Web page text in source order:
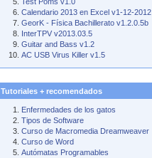
Calendario 2013 en Excel v1-12-2012
GeorK - Física Bachillerato v1.2.0.5b
InterTPV v2013.03.5
Guitar and Bass v1.2
AC USB Virus Killer v1.5
Tutoriales + recomendados
Enfermedades de los gatos
Tipos de Software
Curso de Macromedia Dreamweaver
Curso de Word
Autómatas Programables